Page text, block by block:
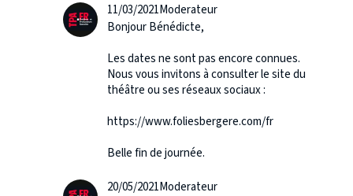
11/03/2021Moderateur
Bonjour Bénédicte,
Les dates ne sont pas encore connues.
Nous vous invitons à consulter le site du
théâtre ou ses réseaux sociaux :
https://www.foliesbergere.com/fr
Belle fin de journée.
20/05/2021Moderateur